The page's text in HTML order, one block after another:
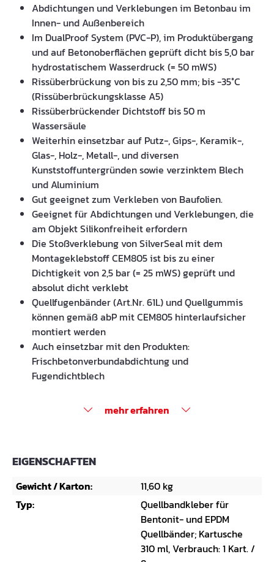
Abdichtungen und Verklebungen im Betonbau im
Innen- und Außenbereich
Im DualProof System (PVC-P), im Produktübergang
und auf Betonoberflächen geprüft dicht bis 5,0 bar
hydrostatischem Wasserdruck (= 50 mWS)
Rissüberbrückung von bis zu 2,50 mm; bis -35°C
(Rissüberbrückungsklasse A5)
Rissüberbrückender Dichtstoff bis 50 m
Wassersäule
Weiterhin einsetzbar auf Putz-, Gips-, Keramik-,
Glas-, Holz-, Metall-, und diversen
Kunststoffuntergründen sowie verzinktem Blech
und Aluminium
Gut geeignet zum Verkleben von Baufolien.
Geeignet für Abdichtungen und Verklebungen, die
am Objekt Silikonfreiheit erfordern
Die Stoßverklebung von SilverSeal mit dem
Montageklebstoff CEM805 ist bis zu einer
Dichtigkeit von 2,5 bar (= 25 mWS) geprüft und
absolut dicht verklebt
Quellfugenbänder (Art.Nr. 61L) und Quellgummis
können gemäß abP mit CEM805 hinterlaufsicher
montiert werden
Auch einsetzbar mit den Produkten:
Frischbetonverbundabdichtung und
Fugendichtblech
mehr erfahren
EIGENSCHAFTEN
Gewicht / Karton:
11,60 kg
Typ:
Quellbandkleber für
Bentonit- und EPDM
Quellbänder; Kartusche
310 ml, Verbrauch: 1 Kart. /